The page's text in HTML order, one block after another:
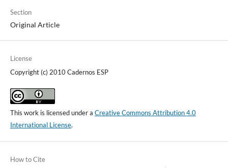
Section
Original Article
License
Copyright (c) 2010 Cadernos ESP
This work is licensed under a Creative Commons Attribution 4.0
International License.
How to Cite